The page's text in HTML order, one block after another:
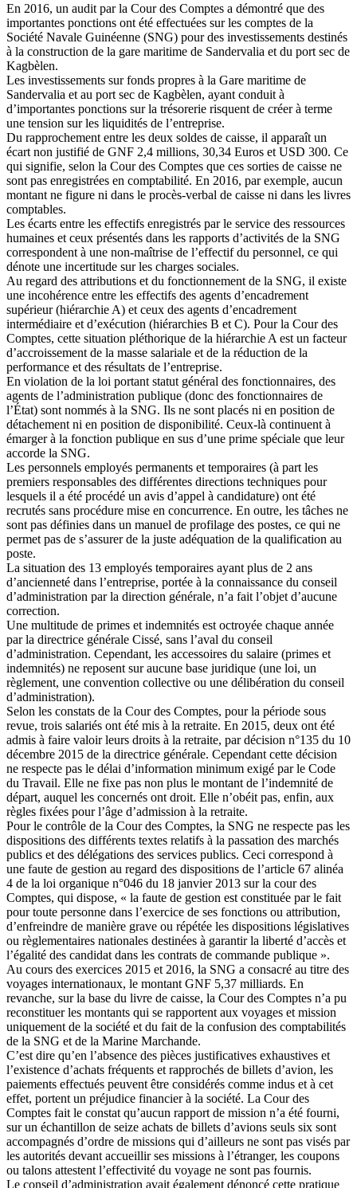
En 2016, un audit par la Cour des Comptes a démontré que des
importantes ponctions ont été effectuées sur les comptes de la
Société Navale Guinéenne (SNG) pour des investissements destinés
à la construction de la gare maritime de Sandervalia et du port sec de
Kagbèlen.
Les investissements sur fonds propres à la Gare maritime de
Sandervalia et au port sec de Kagbèlen, ayant conduit à
d’importantes ponctions sur la trésorerie risquent de créer à terme
une tension sur les liquidités de l’entreprise.
Du rapprochement entre les deux soldes de caisse, il apparaît un
écart non justifié de GNF 2,4 millions, 30,34 Euros et USD 300. Ce
qui signifie, selon la Cour des Comptes que ces sorties de caisse ne
sont pas enregistrées en comptabilité. En 2016, par exemple, aucun
montant ne figure ni dans le procès-verbal de caisse ni dans les livres
comptables.
Les écarts entre les effectifs enregistrés par le service des ressources
humaines et ceux présentés dans les rapports d’activités de la SNG
correspondent à une non-maîtrise de l’effectif du personnel, ce qui
dénote une incertitude sur les charges sociales.
Au regard des attributions et du fonctionnement de la SNG, il existe
une incohérence entre les effectifs des agents d’encadrement
supérieur (hiérarchie A) et ceux des agents d’encadrement
intermédiaire et d’exécution (hiérarchies B et C). Pour la Cour des
Comptes, cette situation pléthorique de la hiérarchie A est un facteur
d’accroissement de la masse salariale et de la réduction de la
performance et des résultats de l’entreprise.
En violation de la loi portant statut général des fonctionnaires, des
agents de l’administration publique (donc des fonctionnaires de
l’État) sont nommés à la SNG. Ils ne sont placés ni en position de
détachement ni en position de disponibilité. Ceux-là continuent à
émarger à la fonction publique en sus d’une prime spéciale que leur
accorde la SNG.
Les personnels employés permanents et temporaires (à part les
premiers responsables des différentes directions techniques pour
lesquels il a été procédé un avis d’appel à candidature) ont été
recrutés sans procédure mise en concurrence. En outre, les tâches ne
sont pas définies dans un manuel de profilage des postes, ce qui ne
permet pas de s’assurer de la juste adéquation de la qualification au
poste.
La situation des 13 employés temporaires ayant plus de 2 ans
d’ancienneté dans l’entreprise, portée à la connaissance du conseil
d’administration par la direction générale, n’a fait l’objet d’aucune
correction.
Une multitude de primes et indemnités est octroyée chaque année
par la directrice générale Cissé, sans l’aval du conseil
d’administration. Cependant, les accessoires du salaire (primes et
indemnités) ne reposent sur aucune base juridique (une loi, un
règlement, une convention collective ou une délibération du conseil
d’administration).
Selon les constats de la Cour des Comptes, pour la période sous
revue, trois salariés ont été mis à la retraite. En 2015, deux ont été
admis à faire valoir leurs droits à la retraite, par décision n°135 du 10
décembre 2015 de la directrice générale. Cependant cette décision
ne respecte pas le délai d’information minimum exigé par le Code
du Travail. Elle ne fixe pas non plus le montant de l’indemnité de
départ, auquel les concernés ont droit. Elle n’obéit pas, enfin, aux
règles fixées pour l’âge d’admission à la retraite.
Pour le contrôle de la Cour des Comptes, la SNG ne respecte pas les
dispositions des différents textes relatifs à la passation des marchés
publics et des délégations des services publics. Ceci correspond à
une faute de gestion au regard des dispositions de l’article 67 alinéa
4 de la loi organique n°046 du 18 janvier 2013 sur la cour des
Comptes, qui dispose, « la faute de gestion est constituée par le fait
pour toute personne dans l’exercice de ses fonctions ou attribution,
d’enfreindre de manière grave ou répétée les dispositions législatives
ou règlementaires nationales destinées à garantir la liberté d’accès et
l’égalité des candidat dans les contrats de commande publique ».
Au cours des exercices 2015 et 2016, la SNG a consacré au titre des
voyages internationaux, le montant GNF 5,37 milliards. En
revanche, sur la base du livre de caisse, la Cour des Comptes n’a pu
reconstituer les montants qui se rapportent aux voyages et mission
uniquement de la société et du fait de la confusion des comptabilités
de la SNG et de la Marine Marchande.
C’est dire qu’en l’absence des pièces justificatives exhaustives et
l’existence d’achats fréquents et rapprochés de billets d’avion, les
paiements effectués peuvent être considérés comme indus et à cet
effet, portent un préjudice financier à la société. La Cour des
Comptes fait le constat qu’aucun rapport de mission n’a été fourni,
sur un échantillon de seize achats de billets d’avions seuls six sont
accompagnés d’ordre de missions qui d’ailleurs ne sont pas visés par
les autorités devant accueillir ses missions à l’étranger, les coupons
ou talons attestent l’effectivité du voyage ne sont pas fournis.
Le conseil d’administration avait également dénoncé cette pratique